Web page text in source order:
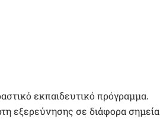
εκπαιδευτικό πρόγραμμα.
εξερεύνησης σε διάφορα σημεία